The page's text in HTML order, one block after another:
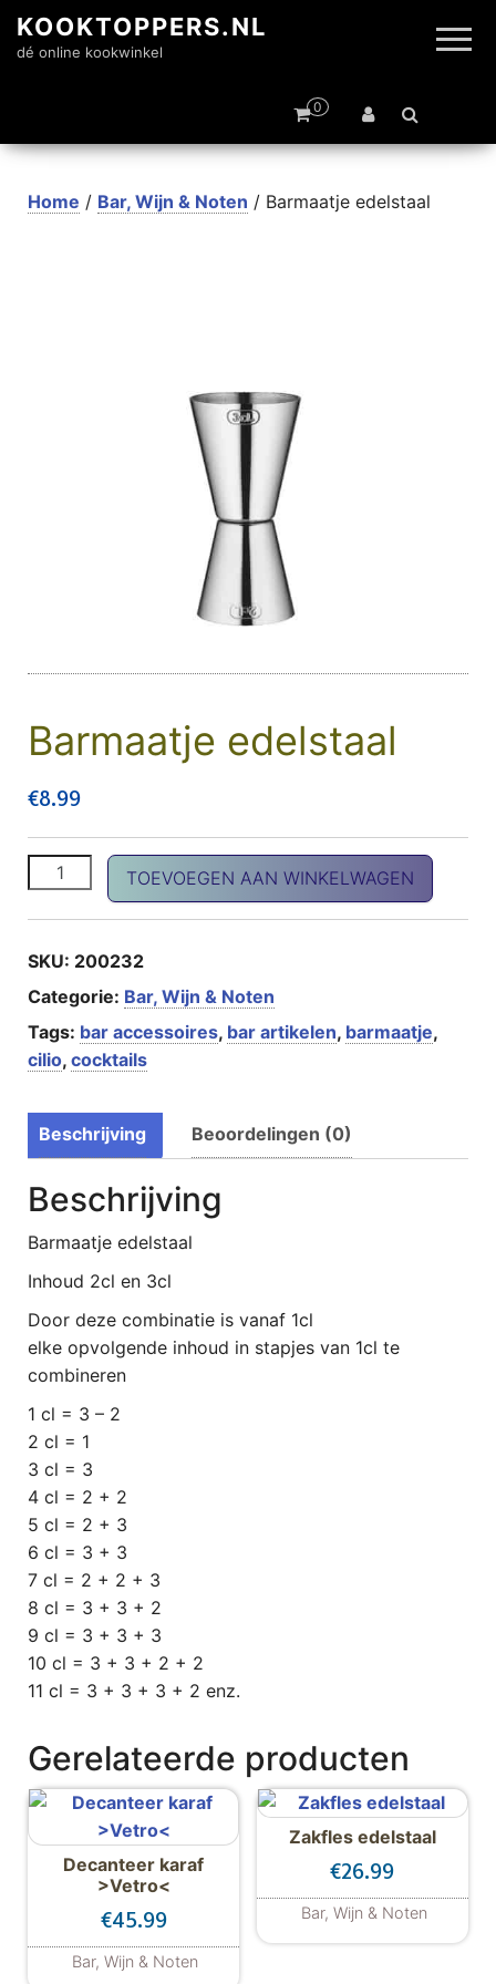
KOOKTOPPERS.NL
dé online kookwinkel
0
Home / Bar, Wijn & Noten / Barmaatje edelstaal
Barmaatje edelstaal
€8.99
Barmaatje edelstaal aantal
TOEVOEGEN AAN WINKELWAGEN
SKU: 200232
Categorie: Bar, Wijn & Noten
Tags: bar accessoires, bar artikelen, barmaatje,
cilio, cocktails
Beschrijving Beoordelingen (0)
Beschrijving
Barmaatje edelstaal
Inhoud 2cl en 3cl
Door deze combinatie is vanaf 1cl
elke opvolgende inhoud in stapjes van 1cl te
combineren
1 cl = 3 – 2
2 cl = 1
3 cl = 3
4 cl = 2 + 2
5 cl = 2 + 3
6 cl = 3 + 3
7 cl = 2 + 2 + 3
8 cl = 3 + 3 + 2
9 cl = 3 + 3 + 3
10 cl = 3 + 3 + 2 + 2
11 cl = 3 + 3 + 3 + 2 enz.
Gerelateerde producten
Decanteer karaf
>Vetro<
€45.99
Bar, Wijn & Noten
Zakfles edelstaal
€26.99
Bar, Wijn & Noten